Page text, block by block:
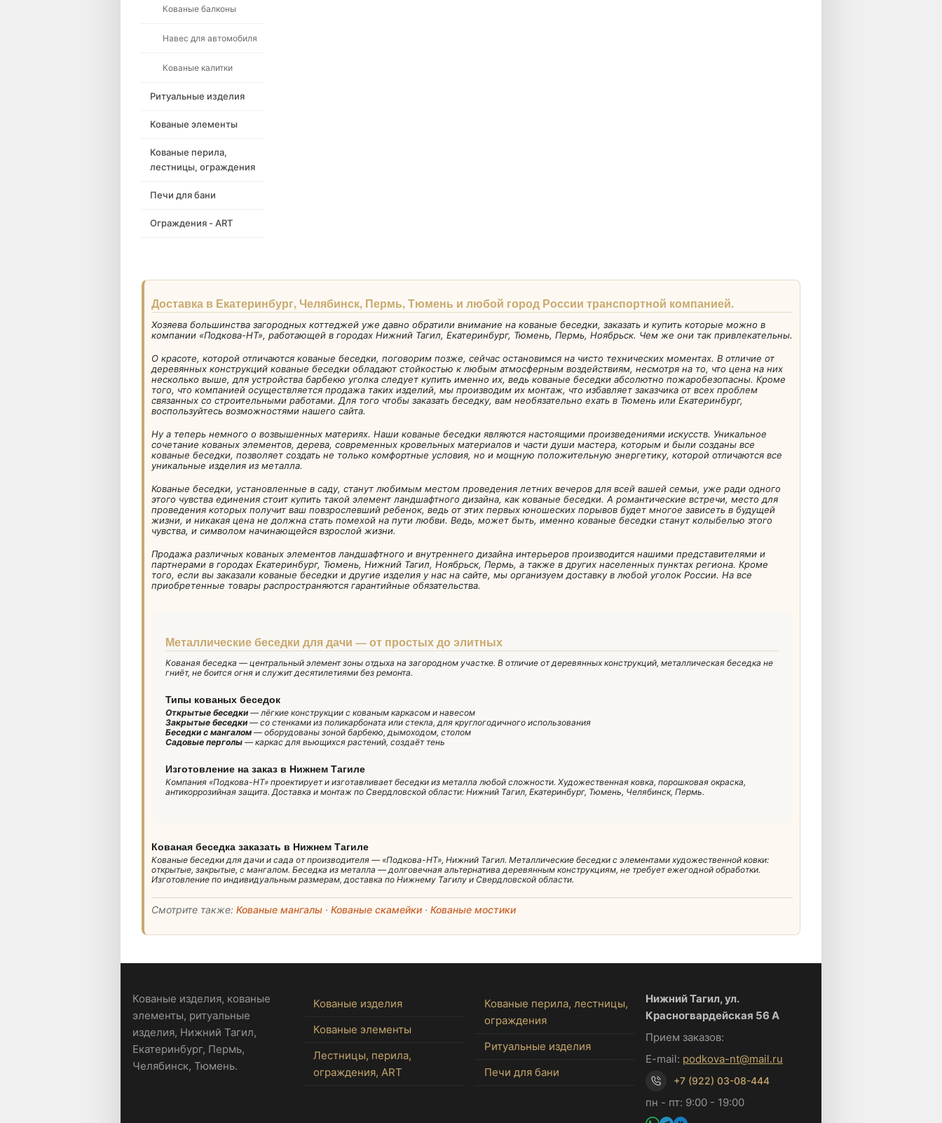
Кованые балконы
Навес для автомобиля
Кованые калитки
Ритуальные изделия
Кованые элементы
Кованые перила,
лестницы, ограждения
Печи для бани
Ограждения - ART
Доставка в Екатеринбург, Челябинск, Пермь, Тюмень и любой город России транспортной компанией.
Хозяева большинства загородных коттеджей уже давно обратили внимание на кованые беседки, заказать и купить которые можно в
компании «Подкова-НТ», работающей в городах Нижний Тагил, Екатеринбург, Тюмень, Пермь, Ноябрьск. Чем же они так привлекательны.
О красоте, которой отличаются кованые беседки, поговорим позже, сейчас остановимся на чисто технических моментах. В отличие от
деревянных конструкций кованые беседки обладают стойкостью к любым атмосферным воздействиям, несмотря на то, что цена на них
несколько выше, для устройства барбекю уголка следует купить именно их, ведь кованые беседки абсолютно пожаробезопасны. Кроме
того, что компанией осуществляется продажа таких изделий, мы производим их монтаж, что избавляет заказчика от всех проблем
связанных со строительными работами. Для того чтобы заказать беседку, вам необязательно ехать в Тюмень или Екатеринбург,
воспользуйтесь возможностями нашего сайта.
Ну а теперь немного о возвышенных материях. Наши кованые беседки являются настоящими произведениями искусств. Уникальное
сочетание кованых элементов, дерева, современных кровельных материалов и части души мастера, которым и были созданы все
кованые беседки, позволяет создать не только комфортные условия, но и мощную положительную энергетику, которой отличаются все
уникальные изделия из металла.
Кованые беседки, установленные в саду, станут любимым местом проведения летних вечеров для всей вашей семьи, уже ради одного
этого чувства единения стоит купить такой элемент ландшафтного дизайна, как кованые беседки. А романтические встречи, место для
проведения которых получит ваш повзрослевший ребенок, ведь от этих первых юношеских порывов будет многое зависеть в будущей
жизни, и никакая цена не должна стать помехой на пути любви. Ведь, может быть, именно кованые беседки станут колыбелью этого
чувства, и символом начинающейся взрослой жизни.
Продажа различных кованых элементов ландшафтного и внутреннего дизайна интерьеров производится нашими представителями и
партнерами в городах Екатеринбург, Тюмень, Нижний Тагил, Ноябрьск, Пермь, а также в других населенных пунктах региона. Кроме
того, если вы заказали кованые беседки и другие изделия у нас на сайте, мы организуем доставку в любой уголок России. На все
приобретенные товары распространяются гарантийные обязательства.
Металлические беседки для дачи — от простых до элитных
Кованая беседка — центральный элемент зоны отдыха на загородном участке. В отличие от деревянных конструкций, металлическая беседка не
гниёт, не боится огня и служит десятилетиями без ремонта.
Типы кованых беседок
Открытые беседки — лёгкие конструкции с кованым каркасом и навесом
Закрытые беседки — со стенками из поликарбоната или стекла, для круглогодичного использования
Беседки с мангалом — оборудованы зоной барбекю, дымоходом, столом
Садовые перголы — каркас для вьющихся растений, создаёт тень
Изготовление на заказ в Нижнем Тагиле
Компания «Подкова-НТ» проектирует и изготавливает беседки из металла любой сложности. Художественная ковка, порошковая окраска,
антикоррозийная защита. Доставка и монтаж по Свердловской области: Нижний Тагил, Екатеринбург, Тюмень, Челябинск, Пермь.
Кованая беседка заказать в Нижнем Тагиле
Кованые беседки для дачи и сада от производителя — «Подкова-НТ», Нижний Тагил. Металлические беседки с элементами художественной ковки:
открытые, закрытые, с мангалом. Беседка из металла — долговечная альтернатива деревянным конструкциям, не требует ежегодной обработки.
Изготовление по индивидуальным размерам, доставка по Нижнему Тагилу и Свердловской области.
Смотрите также: Кованые мангалы · Кованые скамейки · Кованые мостики
Кованые изделия, кованые
элементы, ритуальные
изделия, Нижний Тагил,
Екатеринбург, Пермь,
Челябинск, Тюмень.
Кованые изделия
Кованые элементы
Лестницы, перила,
ограждения, ART
Кованые перила, лестницы,
ограждения
Ритуальные изделия
Печи для бани
Нижний Тагил, ул.
Красногвардейская 56 А
Прием заказов:
E-mail: podkova-nt@mail.ru
+7 (922) 03-08-444
пн - пт: 9:00 - 19:00